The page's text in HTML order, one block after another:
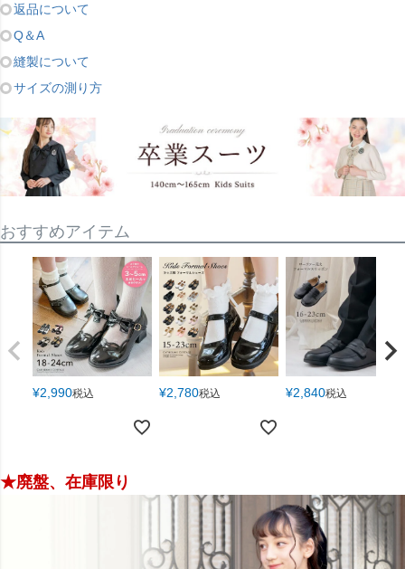
返品について
Q＆A
縫製について
サイズの測り方
おすすめアイテム
¥2,990税込 ¥2,780税込 ¥2,840税込
★廃盤、在庫限り